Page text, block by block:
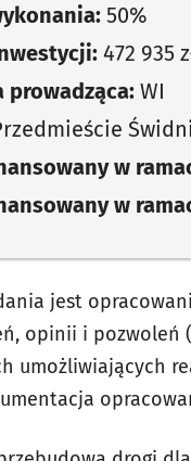
50%
472 935
prowadząca: WI
w
w
jest
opinii i pozwoleń
umożliwiających